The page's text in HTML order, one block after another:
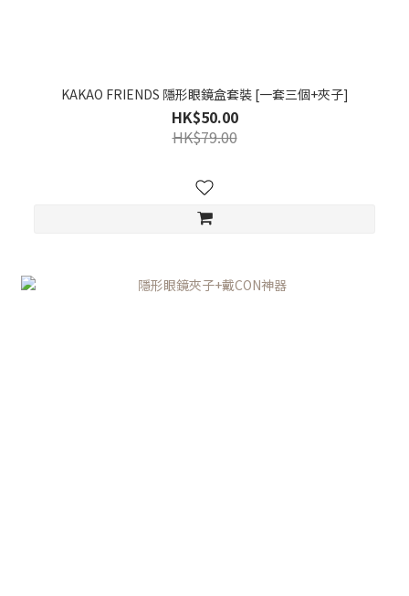
KAKAO FRIENDS 隱形眼鏡盒套裝 [一套三個+夾子]
HK$50.00
HK$79.00